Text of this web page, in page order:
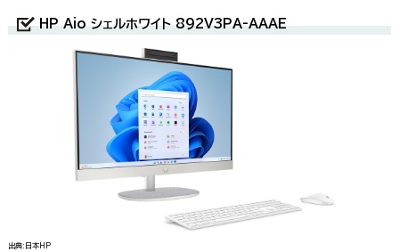
HP Aio シェルホワイト 892V3PA-AAAE
出典:日本HP